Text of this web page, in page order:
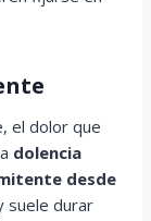
el dolor que
dolencia
desde
suele durar